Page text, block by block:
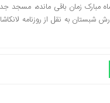
ماه مبارک زمان باقی مانده،